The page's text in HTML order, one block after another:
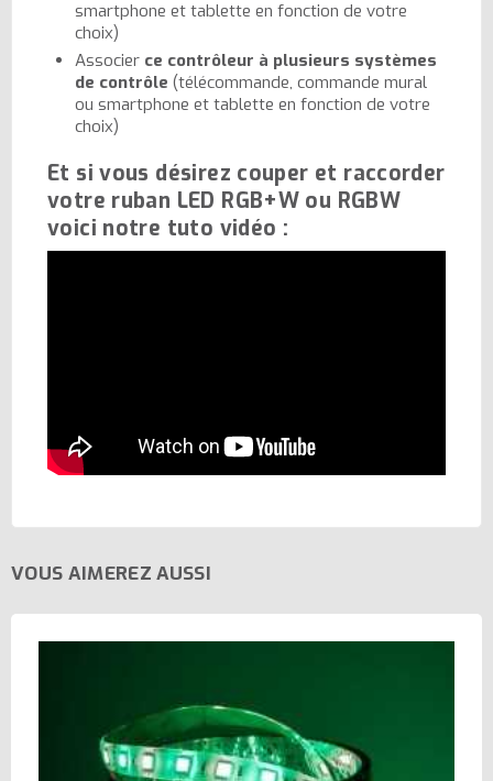
smartphone et tablette en fonction de votre
choix)
Associer ce contrôleur à plusieurs systèmes
de contrôle (télécommande, commande mural
ou smartphone et tablette en fonction de votre
choix)
Et si vous désirez couper et raccorder
votre ruban LED RGB+W ou RGBW
voici notre tuto vidéo :
VOUS AIMEREZ AUSSI